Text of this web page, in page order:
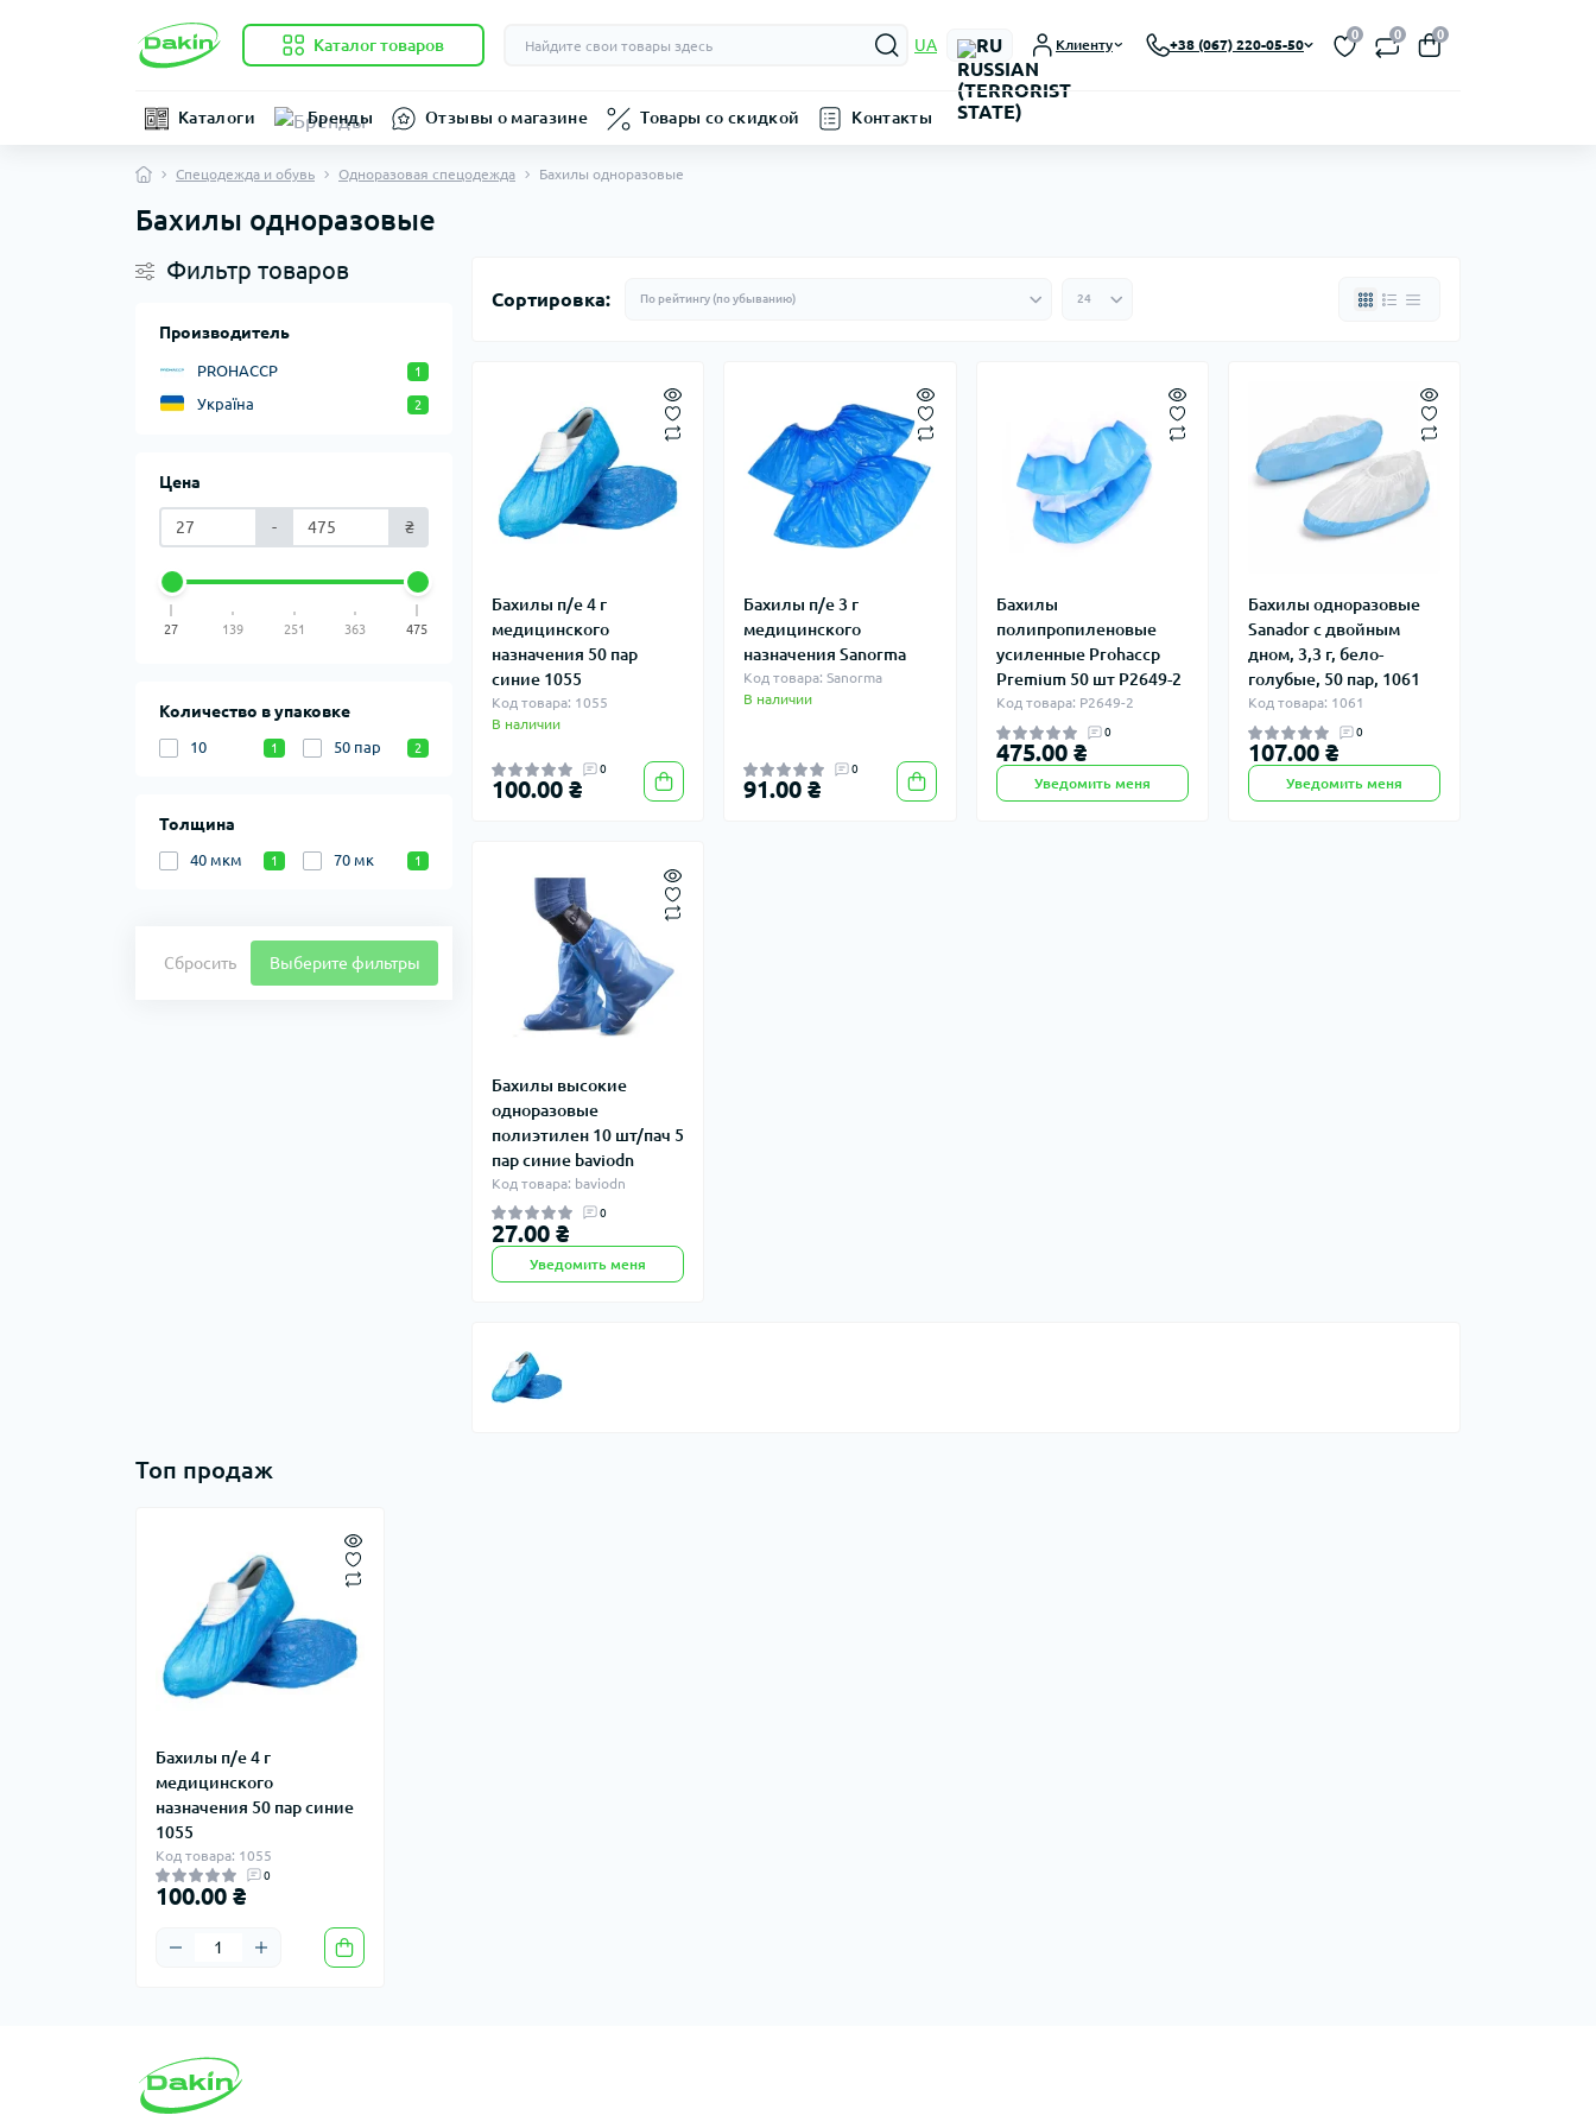
Каталог товаров UA RU Клиенту +38 (067) 220-05-50
0 0 0
Каталоги Бренды Отзывы о магазине Товары со скидкой Контакты
Спецодежда и обувь Одноразовая спецодежда Бахилы одноразовые
Бахилы одноразовые
Фильтр товаров
Производитель
PROHACCP 1
Україна 2
Цена
- ₴
27 139 251 363 475
Количество в упаковке
10 1 50 пар 2
Толщина
40 мкм 1 70 мк 1
Сбросить Выберите фильтры
Сортировка:
Бахилы п/е 4 г
медицинского
назначения 50 пар
синие 1055
Код товара: 1055
В наличии
0
100.00 ₴
Бахилы п/е 3 г
медицинского
назначения Sanorma
Код товара: Sanorma
В наличии
0
91.00 ₴
Бахилы
полипропиленовые
усиленные Prohaccp
Premium 50 шт P2649-2
Код товара: P2649-2
0
475.00 ₴
Уведомить меня
Бахилы одноразовые
Sanador с двойным
дном, 3,3 г, бело-
голубые, 50 пар, 1061
Код товара: 1061
0
107.00 ₴
Уведомить меня
Бахилы высокие
одноразовые
полиэтилен 10 шт/пач 5
пар синие baviodn
Код товара: baviodn
0
27.00 ₴
Уведомить меня
Топ продаж
Бахилы п/е 4 г
медицинского
назначения 50 пар синие
1055
Код товара: 1055
0
100.00 ₴